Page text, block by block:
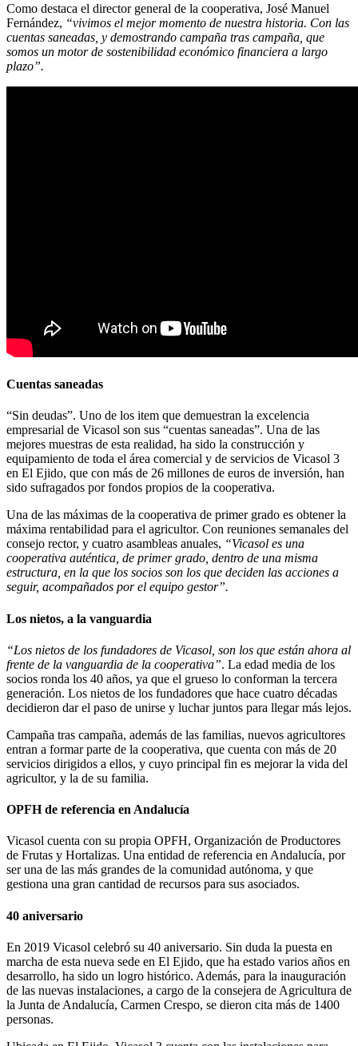
Como destaca el director general de la cooperativa, José Manuel
Fernández, “vivimos el mejor momento de nuestra historia. Con las
cuentas saneadas, y demostrando campaña tras campaña, que
somos un motor de sostenibilidad económico financiera a largo
plazo”.
Cuentas saneadas
“Sin deudas”. Uno de los item que demuestran la excelencia
empresarial de Vicasol son sus “cuentas saneadas”. Una de las
mejores muestras de esta realidad, ha sido la construcción y
equipamiento de toda el área comercial y de servicios de Vicasol 3
en El Ejido, que con más de 26 millones de euros de inversión, han
sido sufragados por fondos propios de la cooperativa.
Una de las máximas de la cooperativa de primer grado es obtener la
máxima rentabilidad para el agricultor. Con reuniones semanales del
consejo rector, y cuatro asambleas anuales, “Vicasol es una
cooperativa auténtica, de primer grado, dentro de una misma
estructura, en la que los socios son los que deciden las acciones a
seguir, acompañados por el equipo gestor”.
Los nietos, a la vanguardia
“Los nietos de los fundadores de Vicasol, son los que están ahora al
frente de la vanguardia de la cooperativa”. La edad media de los
socios ronda los 40 años, ya que el grueso lo conforman la tercera
generación. Los nietos de los fundadores que hace cuatro décadas
decidieron dar el paso de unirse y luchar juntos para llegar más lejos.
Campaña tras campaña, además de las familias, nuevos agricultores
entran a formar parte de la cooperativa, que cuenta con más de 20
servicios dirigidos a ellos, y cuyo principal fin es mejorar la vida del
agricultor, y la de su familia.
OPFH de referencia en Andalucía
Vicasol cuenta con su propia OPFH, Organización de Productores
de Frutas y Hortalizas. Una entidad de referencia en Andalucía, por
ser una de las más grandes de la comunidad autónoma, y que
gestiona una gran cantidad de recursos para sus asociados.
40 aniversario
En 2019 Vicasol celebró su 40 aniversario. Sin duda la puesta en
marcha de esta nueva sede en El Ejido, que ha estado varios años en
desarrollo, ha sido un logro histórico. Además, para la inauguración
de las nuevas instalaciones, a cargo de la consejera de Agricultura de
la Junta de Andalucía, Carmen Crespo, se dieron cita más de 1400
personas.